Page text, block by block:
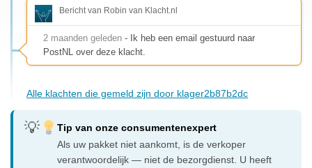
Bericht van Robin van Klacht.nl
2 maanden geleden - Ik heb een email gestuurd naar
PostNL over deze klacht.
Alle klachten die gemeld zijn door klager2b87b2dc
Tip van onze consumentenexpert
Als uw pakket niet aankomt, is de verkoper
verantwoordelijk — niet de bezorgdienst. U heeft